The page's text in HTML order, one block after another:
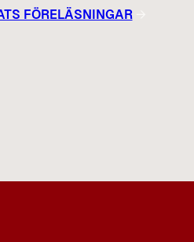
FÖRELÄSNINGAR→